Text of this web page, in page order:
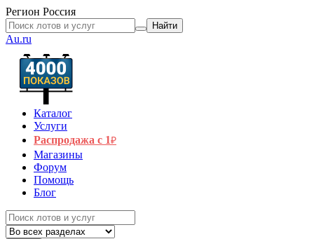
Регион Россия
Найти
Au.ru
Каталог
Услуги
Распродажа с 1₽
Магазины
Форум
Помощь
Блог